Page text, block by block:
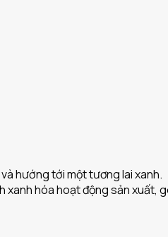
hướng tới một tương lai xanh.
hóa hoạt động sản xuất,